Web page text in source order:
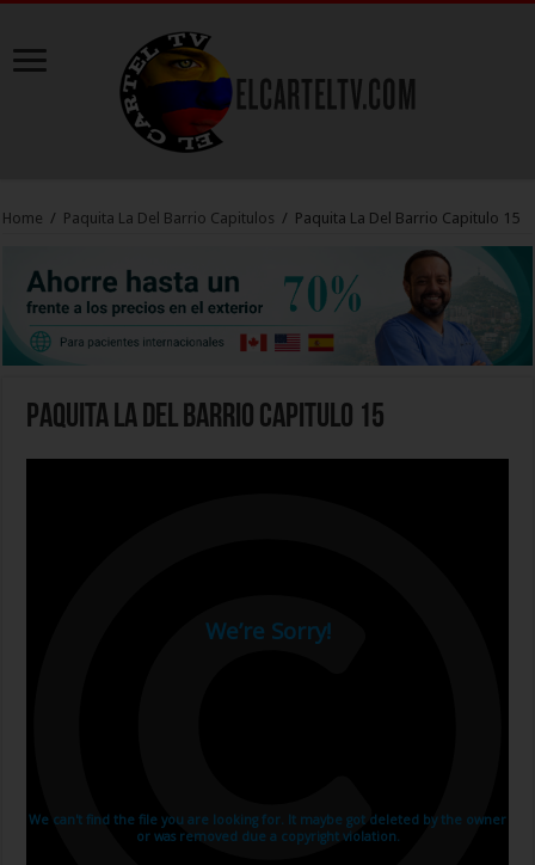
Home / Paquita La Del Barrio Capitulos / Paquita La Del Barrio Capitulo 15
Paquita La Del Barrio Capitulo 15